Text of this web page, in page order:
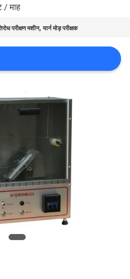
/ माह
परीक्षण मशीन,यार्न मोड़ परीक्षक